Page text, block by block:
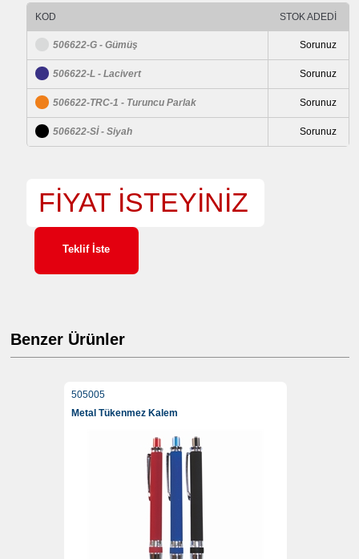
KOD STOK ADEDİ
506622-G - Gümüş Sorunuz
506622-L - Lacivert Sorunuz
506622-TRC-1 - Turuncu Parlak Sorunuz
506622-Sİ - Siyah Sorunuz
FİYAT İSTEYİNİZ
Teklif İste
Benzer Ürünler
505005
Metal Tükenmez Kalem